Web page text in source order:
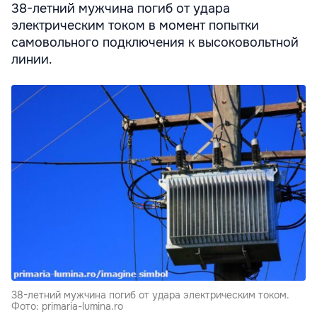
38-летний мужчина погиб от удара
электрическим током в момент попытки
самовольного подключения к высоковольтной
линии.
38-летний мужчина погиб от удара электрическим током.
Фото: primaria-lumina.ro